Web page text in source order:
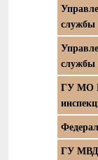
службы
ГУ МО
ГУ МВД